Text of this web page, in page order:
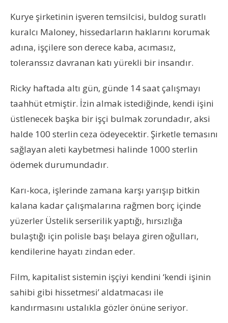
Kurye şirketinin işveren temsilcisi, buldog suratlı
kuralcı Maloney, hissedarların haklarını korumak
adına, işçilere son derece kaba, acımasız,
toleranssız davranan katı yürekli bir insandır.
Ricky haftada altı gün, günde 14 saat çalışmayı
taahhüt etmiştir. İzin almak istediğinde, kendi işini
üstlenecek başka bir işçi bulmak zorundadır, aksi
halde 100 sterlin ceza ödeyecektir. Şirketle temasını
sağlayan aleti kaybetmesi halinde 1000 sterlin
ödemek durumundadır.
Karı-koca, işlerinde zamana karşı yarışıp bitkin
kalana kadar çalışmalarına rağmen borç içinde
yüzerler Üstelik serserilik yaptığı, hırsızlığa
bulaştığı için polisle başı belaya giren oğulları,
kendilerine hayatı zindan eder.
Film, kapitalist sistemin işçiyi kendini ‘kendi işinin
sahibi gibi hissetmesi’ aldatmacası ile
kandırmasını ustalıkla gözler önüne seriyor.